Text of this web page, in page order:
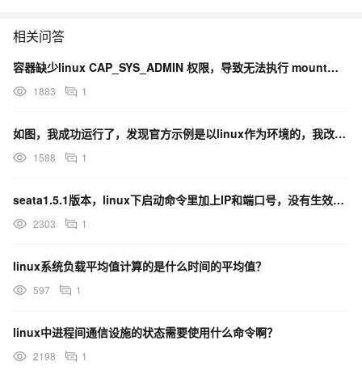
相关问答
容器缺少linux CAP_SYS_ADMIN 权限，导致无法执行 mount、unmount 命令
1883 1
如图，我成功运行了，发现官方示例是以linux作为环境的，我改为window的命令就成功了，但是却没
1588 1
seata1.5.1版本，linux下启动命令里加上IP和端口号，没有生效，是什么原因啊？
2303 1
linux系统负载平均值计算的是什么时间的平均值？
597 1
linux中进程间通信设施的状态需要使用什么命令啊？
2198 1